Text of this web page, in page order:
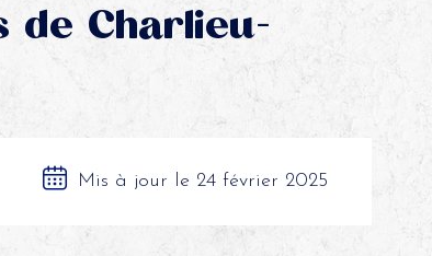
de Charlieu-
Mis à jour le 24 février 2025